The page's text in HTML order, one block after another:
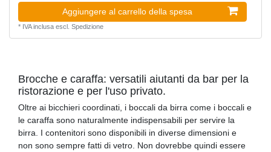
Aggiungere al carrello della spesa
* IVA inclusaescl. Spedizione
Brocche e caraffa: versatili aiutanti da bar per la
ristorazione e per l'uso privato.
Oltre ai bicchieri coordinati, i boccali da birra come i boccali e
le caraffa sono naturalmente indispensabili per servire la
birra. I contenitori sono disponibili in diverse dimensioni e
non sono sempre fatti di vetro. Non dovrebbe quindi essere